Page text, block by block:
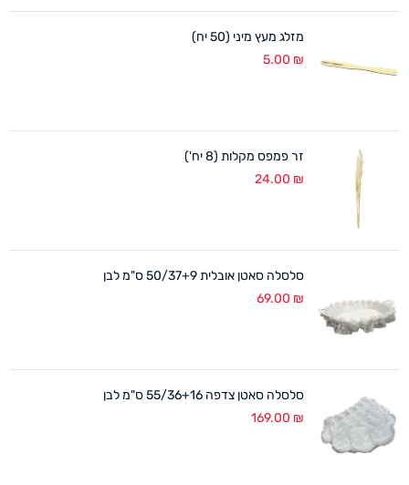
מזלג מעץ מיני (50 יח)
5.00 ₪
זר פמפס מקלות (8 יח')
24.00 ₪
סלסלה סאטן אובלית 50/37+9 ס"מ לבן
69.00 ₪
סלסלה סאטן צדפה 55/36+16 ס"מ לבן
169.00 ₪